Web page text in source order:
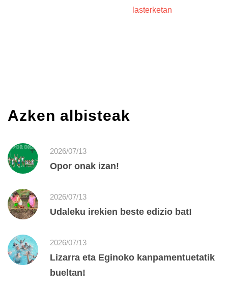
lasterketan
Azken albisteak
2026/07/13
Opor onak izan!
2026/07/13
Udaleku irekien beste edizio bat!
2026/07/13
Lizarra eta Eginoko kanpamentuetatik
bueltan!